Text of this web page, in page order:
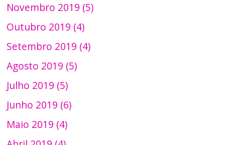
Novembro 2019 (5)
Outubro 2019 (4)
Setembro 2019 (4)
Agosto 2019 (5)
Julho 2019 (5)
Junho 2019 (6)
Maio 2019 (4)